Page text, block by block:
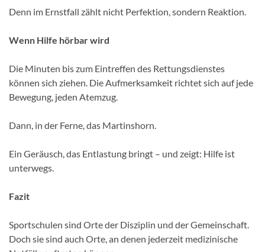
Denn im Ernstfall zählt nicht Perfektion, sondern Reaktion.
Wenn Hilfe hörbar wird
Die Minuten bis zum Eintreffen des Rettungsdienstes
können sich ziehen. Die Aufmerksamkeit richtet sich auf jede
Bewegung, jeden Atemzug.
Dann, in der Ferne, das Martinshorn.
Ein Geräusch, das Entlastung bringt – und zeigt: Hilfe ist
unterwegs.
Fazit
Sportschulen sind Orte der Disziplin und der Gemeinschaft.
Doch sie sind auch Orte, an denen jederzeit medizinische